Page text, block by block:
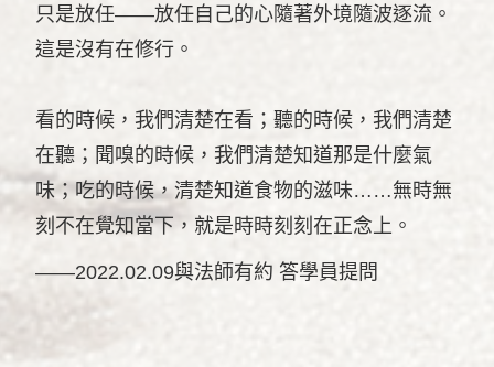
只是放任——放任自己的心隨著外境隨波逐流。
這是沒有在修行。
看的時候，我們清楚在看；聽的時候，我們清楚
在聽；聞嗅的時候，我們清楚知道那是什麼氣
味；吃的時候，清楚知道食物的滋味……無時無
刻不在覺知當下，就是時時刻刻在正念上。
——2022.02.09與法師有約 答學員提問